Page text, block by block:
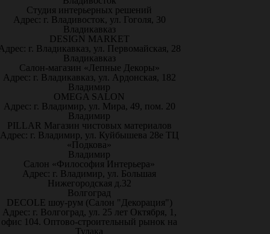
Студия интерьерных решений
Адрес: г. Владивосток, ул. Гоголя, 30
Владикавказ
DESIGN MARKET
г. Владикавказ, ул. Первомайская, 28
Владикавказ
Салон-магазин «Лепные Декоры»
Адрес: г. Владикавказ, ул. Ардонская, 182
Владимир
OMEGA SALON
Адрес: г. Владимир, ул. Мира, 49, пом. 20
Владимир
PILLAR Магазин чистовых материалов
Адрес: г. Владимир, ул. Куйбышева 28е ТЦ
«Подкова»
Владимир
Салон «Философия Интерьера»
Адрес: г. Владимир, ул. Большая
Нижегородская д.32
Волгоград
DECOLE шоу-рум (Салон "Декорация")
Адрес: г. Волгоград, ул. 25 лет Октября, 1,
офис 104. Оптово-строительный рынок на
Тулака